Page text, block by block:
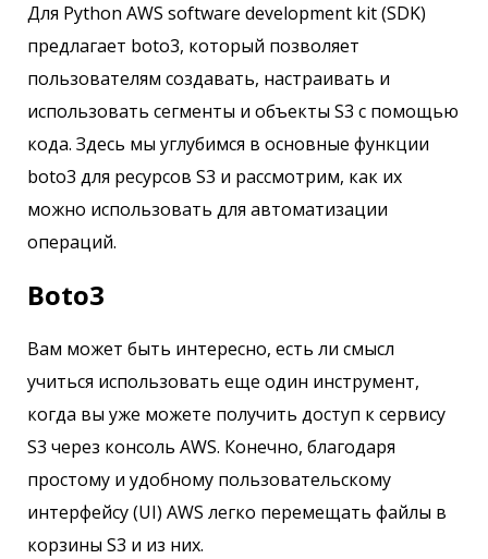
Для Python AWS software development kit (SDK)
предлагает boto3, который позволяет
пользователям создавать, настраивать и
использовать сегменты и объекты S3 с помощью
кода. Здесь мы углубимся в основные функции
boto3 для ресурсов S3 и рассмотрим, как их
можно использовать для автоматизации
операций.
Boto3
Вам может быть интересно, есть ли смысл
учиться использовать еще один инструмент,
когда вы уже можете получить доступ к сервису
S3 через консоль AWS. Конечно, благодаря
простому и удобному пользовательскому
интерфейсу (UI) AWS легко перемещать файлы в
корзины S3 и из них.